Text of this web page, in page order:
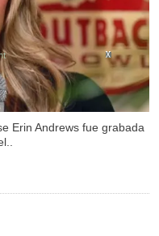
Erin Andrews fue grabada
X
X
X